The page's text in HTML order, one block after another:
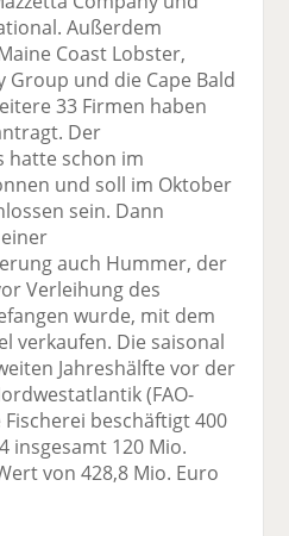
Außerdem
Coast Lobster,
Group und die Cape Bald
33 Firmen haben
Der
hatte schon im
und soll im Oktober
sein. Dann
auch Hummer, der
Verleihung des
wurde, mit dem
verkaufen. Die saisonal
Jahreshälfte vor der
(FAO-
beschäftigt 400
insgesamt 120 Mio.
von 428,8 Mio. Euro